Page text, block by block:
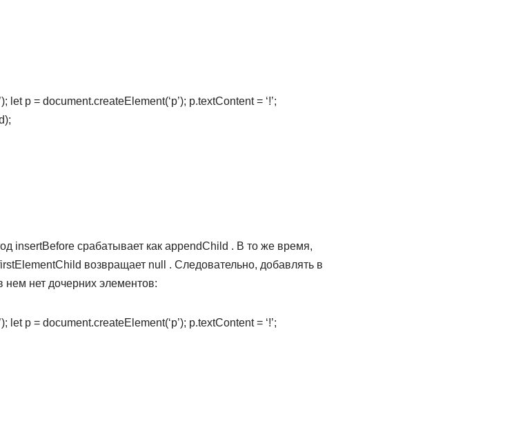
let p = document.createElement(‘p’); p.textContent = ‘!’;
insertBefore срабатывает как appendChild . В то же время,
возвращает null . Следовательно, добавлять в
нем нет дочерних элементов:
let p = document.createElement(‘p’); p.textContent = ‘!’;